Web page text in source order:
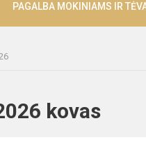
PAGALBA MOKINIAMS IR
kovas